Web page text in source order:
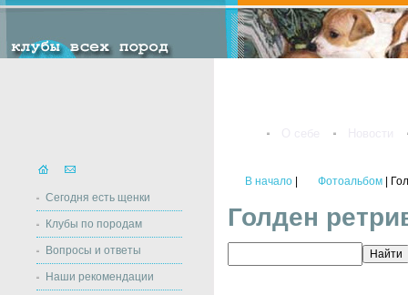
Сегодня есть щенки
Клубы по породам
Вопросы и ответы
Наши рекомендации
В начало Фотоальбом |
Голден